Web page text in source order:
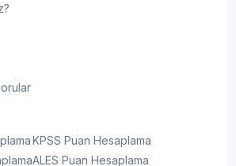
KPSS Puan Hesaplama
ALES Puan Hesaplama